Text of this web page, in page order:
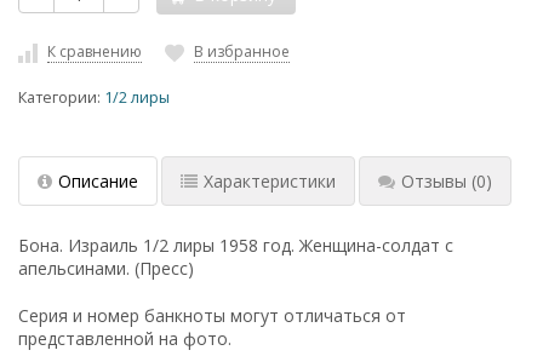
К сравнению В избранное
Категории: 1/2 лиры
Описание Характеристики Отзывы (0)
Бона. Израиль 1/2 лиры 1958 год. Женщина-солдат с
апельсинами. (Пресс)
Серия и номер банкноты могут отличаться от
представленной на фото.